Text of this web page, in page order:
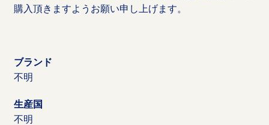
購入頂きますようお願い申し上げます。
ブランド
不明
生産国
不明